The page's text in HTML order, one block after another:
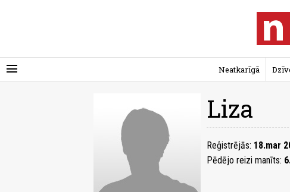
menu Neatkarīgā
Liza
Reģistrējās: 18.mar
Pēdējo reizi manīts: